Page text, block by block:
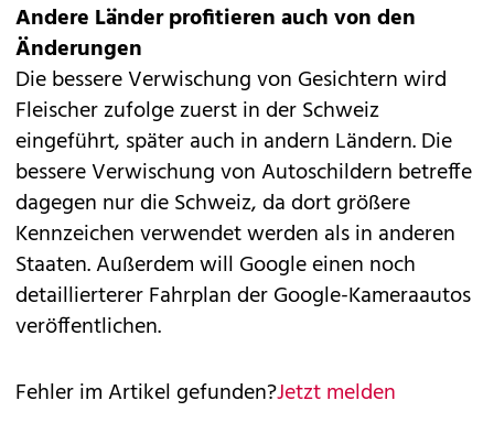
Andere Länder profitieren auch von den
Änderungen
Die bessere Verwischung von Gesichtern wird
Fleischer zufolge zuerst in der Schweiz
eingeführt, später auch in andern Ländern. Die
bessere Verwischung von Autoschildern betreffe
dagegen nur die Schweiz, da dort größere
Kennzeichen verwendet werden als in anderen
Staaten. Außerdem will Google einen noch
detaillierterer Fahrplan der Google-Kameraautos
veröffentlichen.
Fehler im Artikel gefunden?Jetzt melden